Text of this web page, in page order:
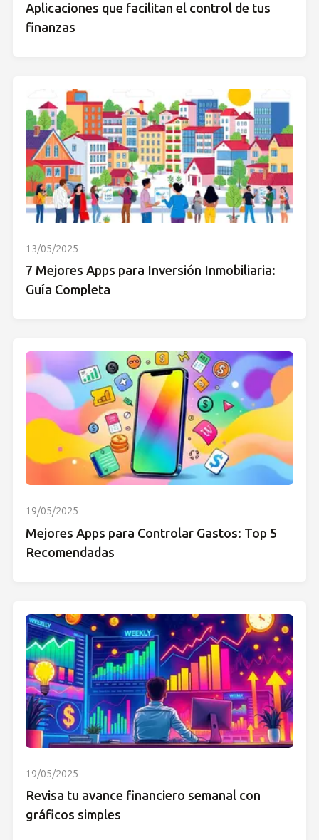
Aplicaciones que facilitan el control de tus
finanzas
13/05/2025
7 Mejores Apps para Inversión Inmobiliaria:
Guía Completa
19/05/2025
Mejores Apps para Controlar Gastos: Top 5
Recomendadas
19/05/2025
Revisa tu avance financiero semanal con
gráficos simples